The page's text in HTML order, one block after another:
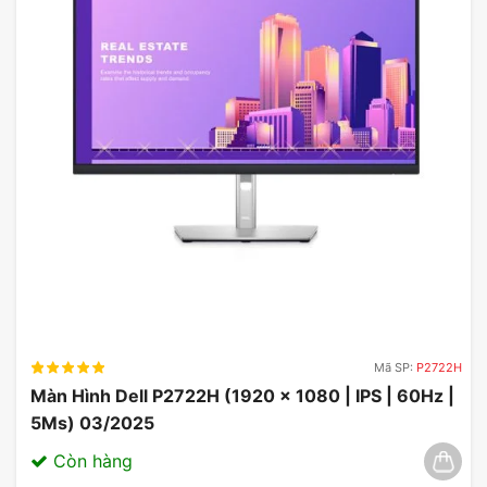
Màn Hình Asus Tuf Gaming VG28UQL1A
Màn Hình Asus VZ27EHE Eye Care Monitor
Màn Hình Gaming Asus VZ27EHF Eye Care
Mã SP: P2722H
Màn Hình Dell P2722H (1920 x 1080 | IPS | 60Hz |
5Ms) 03/2025
Còn hàng